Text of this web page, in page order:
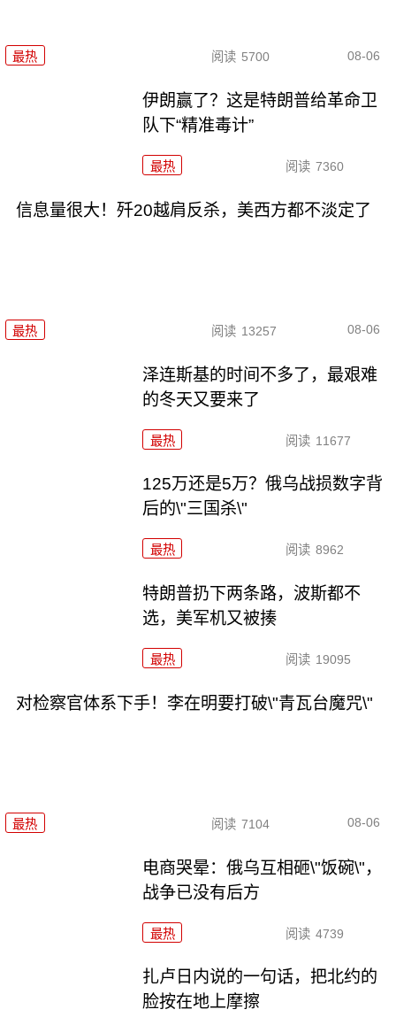
最热 阅读 5700 08-06
伊朗赢了？这是特朗普给革命卫
队下“精准毒计”
最热 阅读 7360
信息量很大！歼20越肩反杀，美西方都不淡定了
最热 阅读 13257 08-06
泽连斯基的时间不多了，最艰难
的冬天又要来了
最热 阅读 11677
125万还是5万？俄乌战损数字背
后的\"三国杀\"
最热 阅读 8962
特朗普扔下两条路，波斯都不
选，美军机又被揍
最热 阅读 19095
对检察官体系下手！李在明要打破\"青瓦台魔咒\"
最热 阅读 7104 08-06
电商哭晕：俄乌互相砸\"饭碗\"，
战争已没有后方
最热 阅读 4739
扎卢日内说的一句话，把北约的
脸按在地上摩擦